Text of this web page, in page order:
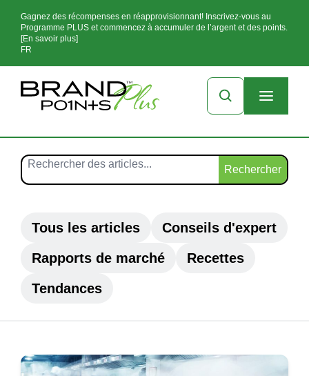
Gagnez des récompenses en réapprovisionnant! Inscrivez-vous au
Programme PLUS et commencez à accumuler de l’argent et des points.
[En savoir plus]
FR
Rechercher
Tous les articles
Conseils d'expert
Rapports de marché
Recettes
Tendances